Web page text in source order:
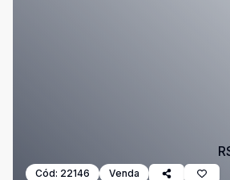
Cód: 22146 Venda